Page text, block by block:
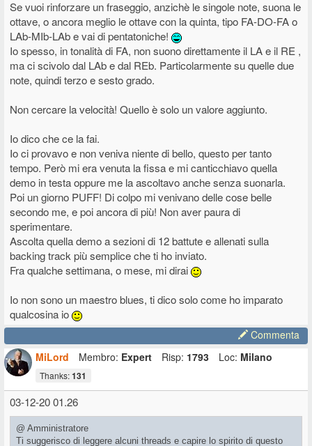
Se vuoi rinforzare un fraseggio, anzichè le singole note, suona le
ottave, o ancora meglio le ottave con la quinta, tipo FA-DO-FA o
LAb-MIb-LAb e vai di pentatoniche!
Io spesso, in tonalità di FA, non suono direttamente il LA e il RE ,
ma ci scivolo dal LAb e dal REb. Particolarmente su quelle due
note, quindi terzo e sesto grado.
Non cercare la velocità! Quello è solo un valore aggiunto.
Io dico che ce la fai.
Io ci provavo e non veniva niente di bello, questo per tanto
tempo. Però mi era venuta la fissa e mi canticchiavo quella
demo in testa oppure me la ascoltavo anche senza suonarla.
Poi un giorno PUFF! Di colpo mi venivano delle cose belle
secondo me, e poi ancora di più! Non aver paura di
sperimentare.
Ascolta quella demo a sezioni di 12 battute e allenati sulla
backing track più semplice che ti ho inviato.
Fra qualche settimana, o mese, mi dirai
Io non sono un maestro blues, ti dico solo come ho imparato
qualcosina io
Commenta
MiLord
Membro: Expert Risp: 1793 Loc: Milano
Thanks:131
03-12-20 01.26
@ Amministratore
Ti suggerisco di leggere alcuni threads e capire lo spirito di questo